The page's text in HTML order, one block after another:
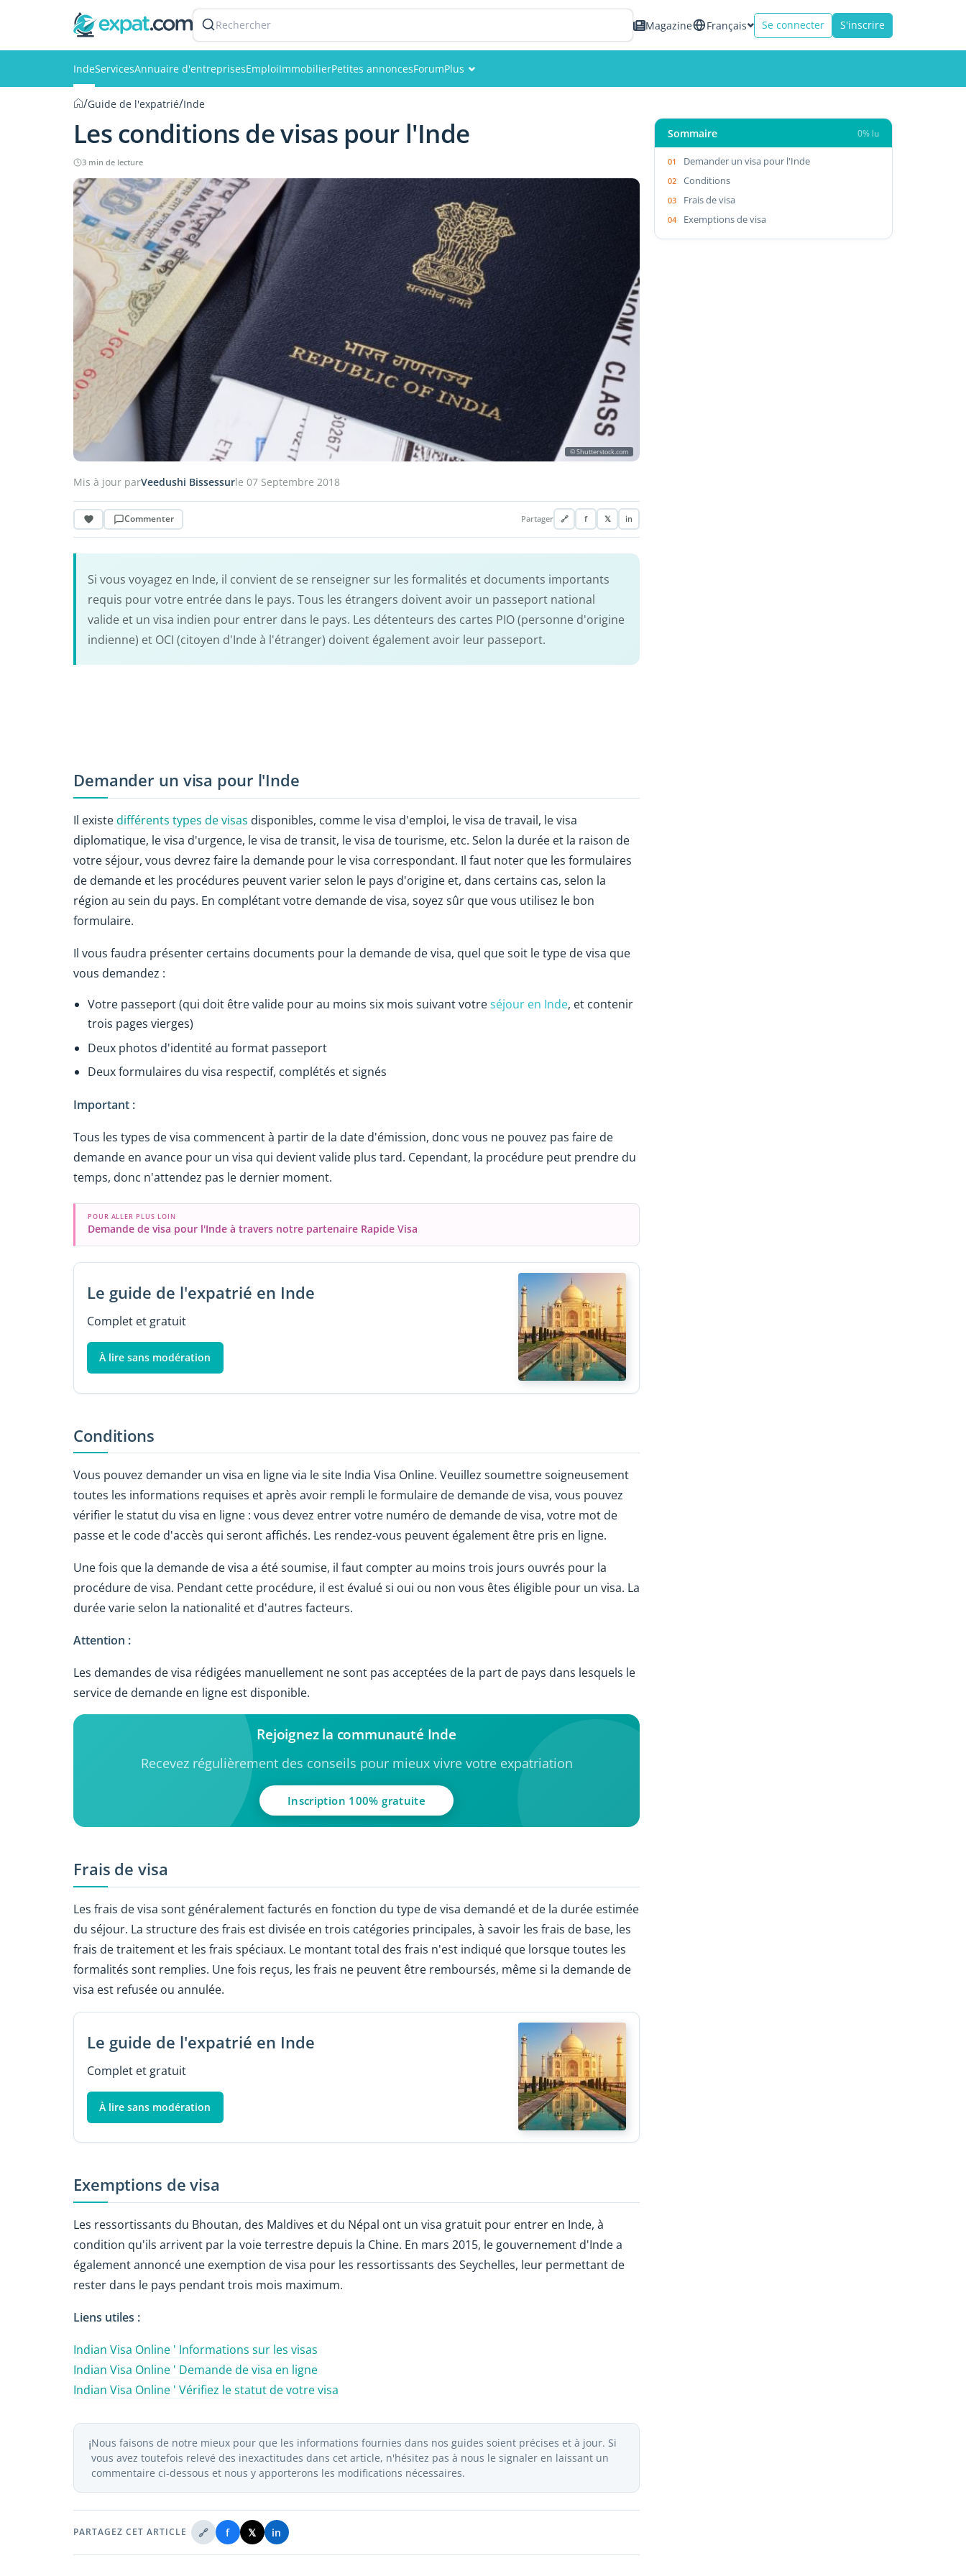
Rechercher Magazine Français Se connecter S'inscrire
IndeServicesAnnuaire d'entreprisesEmploiImmobilierPetites annoncesForumPlus
Membres
/Guide de l'expatrié/Inde
Les conditions de visas pour l'Inde
3 min de lecture
© Shutterstock.com
Mis à jour parVeedushi Bissessurle 07 Septembre 2018
Commenter Partager 🔗 f 𝕏 in
Si vous voyagez en Inde, il convient de se renseigner sur les formalités et documents importants
requis pour votre entrée dans le pays. Tous les étrangers doivent avoir un passeport national
valide et un visa indien pour entrer dans le pays. Les détenteurs des cartes PIO (personne d'origine
indienne) et OCI (citoyen d'Inde à l'étranger) doivent également avoir leur passeport.
Demander un visa pour l'Inde
Il existedifférents types de visas disponibles, comme le visa d'emploi, le visa de travail, le visa
diplomatique, le visa d'urgence, le visa de transit, le visa de tourisme, etc. Selon la durée et la raison de
votre séjour, vous devrez faire la demande pour le visa correspondant. Il faut noter que les formulaires
de demande et les procédures peuvent varier selon le pays d'origine et, dans certains cas, selon la
région au sein du pays. En complétant votre demande de visa, soyez sûr que vous utilisez le bon
formulaire.
Il vous faudra présenter certains documents pour la demande de visa, quel que soit le type de visa que
vous demandez :
Votre passeport (qui doit être valide pour au moins six mois suivant votreséjour en Inde, et contenir
trois pages vierges)
Deux photos d'identité au format passeport
Deux formulaires du visa respectif, complétés et signés
Important :
Tous les types de visa commencent à partir de la date d'émission, donc vous ne pouvez pas faire de
demande en avance pour un visa qui devient valide plus tard. Cependant, la procédure peut prendre du
temps, donc n'attendez pas le dernier moment.
POUR ALLER PLUS LOIN
Demande de visa pour l'Inde à travers notre partenaire Rapide Visa
Le guide de l'expatrié en Inde
Complet et gratuit
À lire sans modération
Conditions
Vous pouvez demander un visa en ligne via le site India Visa Online. Veuillez soumettre soigneusement
toutes les informations requises et après avoir rempli le formulaire de demande de visa, vous pouvez
vérifier le statut du visa en ligne : vous devez entrer votre numéro de demande de visa, votre mot de
passe et le code d'accès qui seront affichés. Les rendez-vous peuvent également être pris en ligne.
Une fois que la demande de visa a été soumise, il faut compter au moins trois jours ouvrés pour la
procédure de visa. Pendant cette procédure, il est évalué si oui ou non vous êtes éligible pour un visa. La
durée varie selon la nationalité et d'autres facteurs.
Attention :
Les demandes de visa rédigées manuellement ne sont pas acceptées de la part de pays dans lesquels le
service de demande en ligne est disponible.
Rejoignez la communauté Inde
Recevez régulièrement des conseils pour mieux vivre votre expatriation
Inscription 100% gratuite
Frais de visa
Les frais de visa sont généralement facturés en fonction du type de visa demandé et de la durée estimée
du séjour. La structure des frais est divisée en trois catégories principales, à savoir les frais de base, les
frais de traitement et les frais spéciaux. Le montant total des frais n'est indiqué que lorsque toutes les
formalités sont remplies. Une fois reçus, les frais ne peuvent être remboursés, même si la demande de
visa est refusée ou annulée.
Le guide de l'expatrié en Inde
Complet et gratuit
À lire sans modération
Exemptions de visa
Les ressortissants du Bhoutan, des Maldives et du Népal ont un visa gratuit pour entrer en Inde, à
condition qu'ils arrivent par la voie terrestre depuis la Chine. En mars 2015, le gouvernement d'Inde a
également annoncé une exemption de visa pour les ressortissants des Seychelles, leur permettant de
rester dans le pays pendant trois mois maximum.
Liens utiles :
Indian Visa Online ' Informations sur les visas
Indian Visa Online ' Demande de visa en ligne
Indian Visa Online ' Vérifiez le statut de votre visa
ℹ️Nous faisons de notre mieux pour que les informations fournies dans nos guides soient précises et à jour. Si
vous avez toutefois relevé des inexactitudes dans cet article, n'hésitez pas à nous le signaler en laissant un
commentaire ci-dessous et nous y apporterons les modifications nécessaires.
PARTAGEZ CET ARTICLE 🔗 f 𝕏 in
Sommaire 0% lu
Demander un visa pour l'Inde
Conditions
Frais de visa
Exemptions de visa